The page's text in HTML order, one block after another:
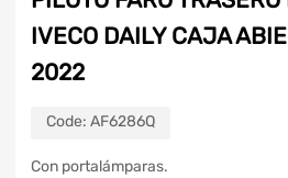
IVECO DAILY CAJA
2022
Code: AF6286Q
Con portalámparas.